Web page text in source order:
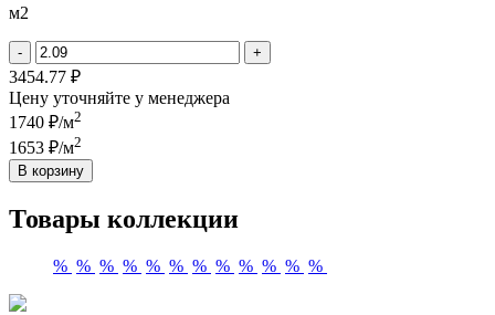
м2
- +
3454.77 ₽
Цену уточняйте у менеджера
1740 ₽/м2
1653 ₽/м2
В корзину
Товары коллекции
% % % % % % % % % % % %